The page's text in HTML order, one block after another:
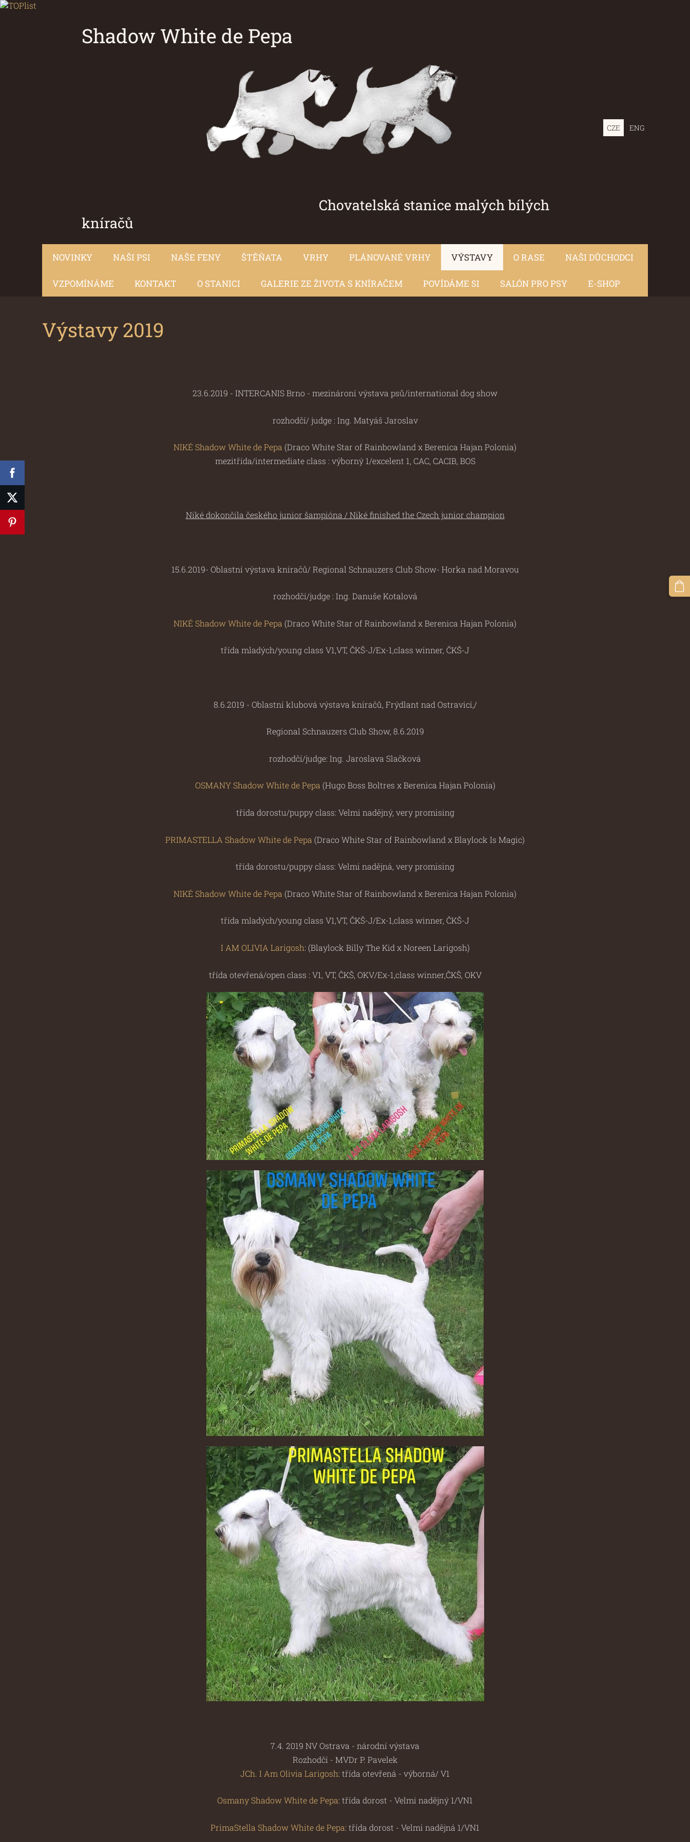
Shadow White de Pepa
Chovatelská stanice malých bílých
kníračů
CZE ENG
NOVINKY NAŠI PSI NAŠE FENY ŠTĚŇATA VRHY PLÁNOVANÉ VRHY VÝSTAVY O RASE NAŠI DŮCHODCI
VZPOMÍNÁME KONTAKT O STANICI GALERIE ZE ŽIVOTA S KNÍRAČEM POVÍDÁME SI SALÓN PRO PSY E-SHOP
Výstavy 2019
23.6.2019 - INTERCANIS Brno - mezinároní výstava psů/international dog show
rozhodčí/ judge : Ing. Matyáš Jaroslav
NIKÉ Shadow White de Pepa (Draco White Star of Rainbowland x Berenica Hajan Polonia)
mezitřída/intermediate class : výborný 1/excelent 1, CAC, CACIB, BOS
Niké dokončila českého junior šampióna / Niké finished the Czech junior champion
15.6.2019- Oblastní výstava kníračů/ Regional Schnauzers Club Show- Horka nad Moravou
rozhodčí/judge : Ing. Danuše Kotalová
NIKÉ Shadow White de Pepa (Draco White Star of Rainbowland x Berenica Hajan Polonia)
třída mladých/young class V1,VT, ČKŠ-J/Ex-1,class winner, ČKŠ-J
8.6.2019 - Oblastní klubová výstava kníračů, Frýdlant nad Ostravicí,/
Regional Schnauzers Club Show, 8.6.2019
rozhodčí/judge: Ing. Jaroslava Slačková
OSMANY Shadow White de Pepa (Hugo Boss Boltres x Berenica Hajan Polonia)
třída dorostu/puppy class: Velmi nadějný, very promising
PRIMASTELLA Shadow White de Pepa (Draco White Star of Rainbowland x Blaylock Is Magic)
třída dorostu/puppy class: Velmi nadějná, very promising
NIKÉ Shadow White de Pepa (Draco White Star of Rainbowland x Berenica Hajan Polonia)
třída mladých/young class V1,VT, ČKŠ-J/Ex-1,class winner, ČKŠ-J
I AM OLIVIA Larigosh: (Blaylock Billy The Kid x Noreen Larigosh)
třída otevřená/open class : V1, VT, ČKŠ, OKV/Ex-1,class winner,ČKŠ, OKV
7.4. 2019 NV Ostrava - národní výstava
Rozhodčí - MVDr P. Pavelek
JCh. I Am Olivia Larigosh: třída otevřená - výborná/ V1
Osmany Shadow White de Pepa: třída dorost - Velmi nadějný 1/VN1
PrimaStella Shadow White de Pepa: třída dorost - Velmi nadějná 1/VN1